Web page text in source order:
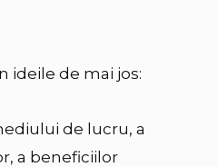
ideile de mai jos:
de lucru, a
a beneficiilor